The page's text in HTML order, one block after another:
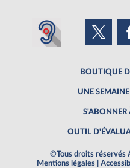
BOUTIQUE
UNE SEMAINE
S'ABONNER
OUTIL
©Tous droits réservés
Mentions légales